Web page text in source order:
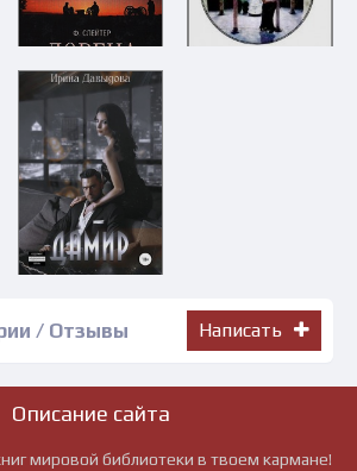
/ Отзывы Написать
Описание сайта
мировой библиотеки в твоем кармане!